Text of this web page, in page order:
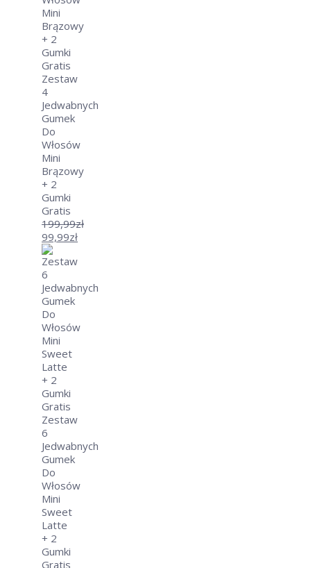
Zestaw
4
Jedwabnych
Gumek
Do
Włosów
Mini
Brązowy
+ 2
Gumki
Gratis
199,99zł
Pierwotna
cena
wynosiła:
199,99zł.
99,99zł
Aktualna
cena
wynosi:
99,99zł.
Zestaw
6
Jedwabnych
Gumek
Do
Włosów
Mini
Sweet
Latte
+ 2
Gumki
Gratis